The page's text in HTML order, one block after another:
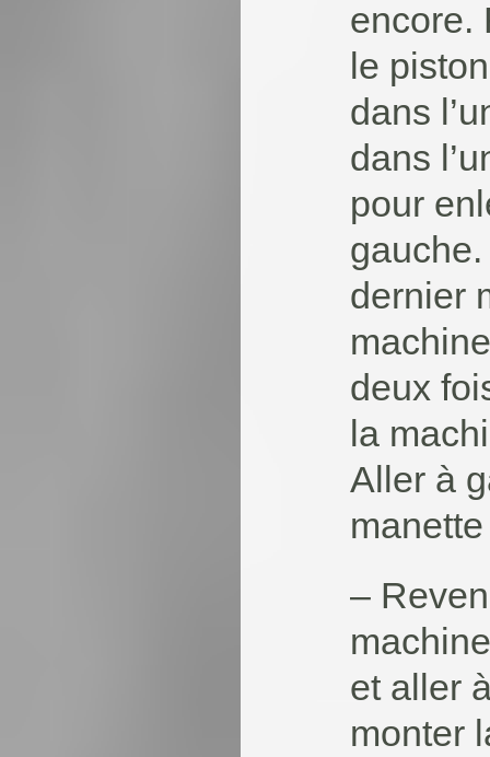
encore.
le
dans
dans
pour
dernier
deux
la
Aller à
–
et aller
monter